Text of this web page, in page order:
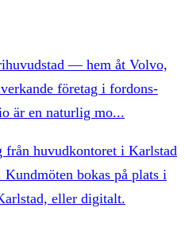
— hem åt Volvo,
företag i fordons-
är en naturlig mo...
huvudkontoret i Karlstad
bokas på plats i
eller digitalt.